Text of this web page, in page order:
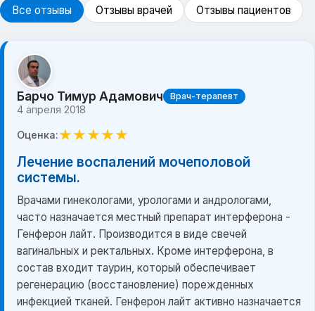
Все отзывы Отзывы врачей Отзывы пациентов
Барчо Тимур Адамович Врач-терапевт
4 апреля 2018
Оценка:★★★★★
Лечение воспалений мочеполовой
системы.
Врачами гинекологами, урологами и андрологами,
часто назначается местный препарат интерферона -
Генферон лайт. Производится в виде свечей
вагинальных и ректальных. Кроме интерферона, в
состав входит таурин, который обеспечивает
регенерацию (восстановление) порежденных
инфекцией тканей. Генферон лайт активно назначается